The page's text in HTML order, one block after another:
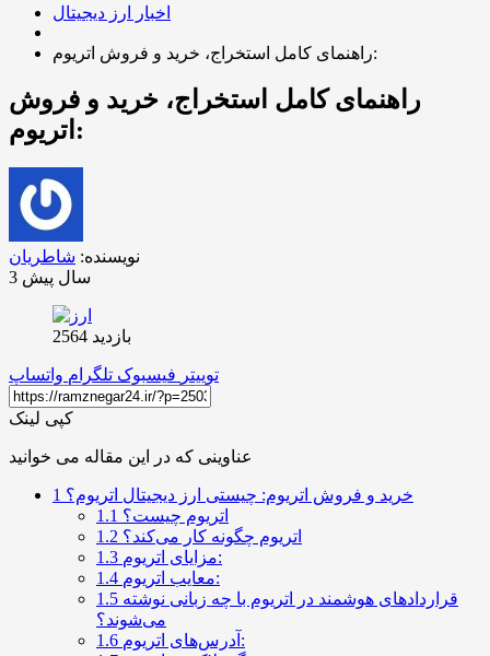
اخبار ارز دیجیتال
راهنمای کامل استخراج، خرید و فروش اتریوم:
راهنمای کامل استخراج، خرید و فروش
اتریوم:
نویسنده: شاطریان
3 سال پیش
بازدید 2564
توییتر فیسبوک تلگرام واتساپ
کپی لینک
عناوینی که در این مقاله می خوانید
1 خرید و فروش اتریوم: چیستی ارز دیجیتال اتریوم؟
1.1 اتریوم چیست؟
1.2 اتریوم چگونه کار می‌کند؟
1.3
مزایای اتریوم:
1.4
معایب اتریوم:
1.5
می‌شوند؟
1.6
آدرس‌های اتریوم: